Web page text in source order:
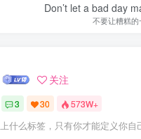
Don’t let a bad day
不要让糟糕
关注
3 30 573W+
什么标签，只有你才能定义你自